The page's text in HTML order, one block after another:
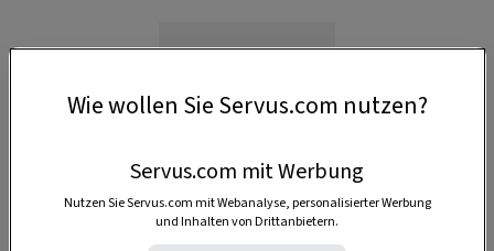
Wie wollen Sie Servus.com nutzen?
Servus.com mit Werbung
Nutzen Sie Servus.com mit Webanalyse, personalisierter Werbung
und Inhalten von Drittanbietern.